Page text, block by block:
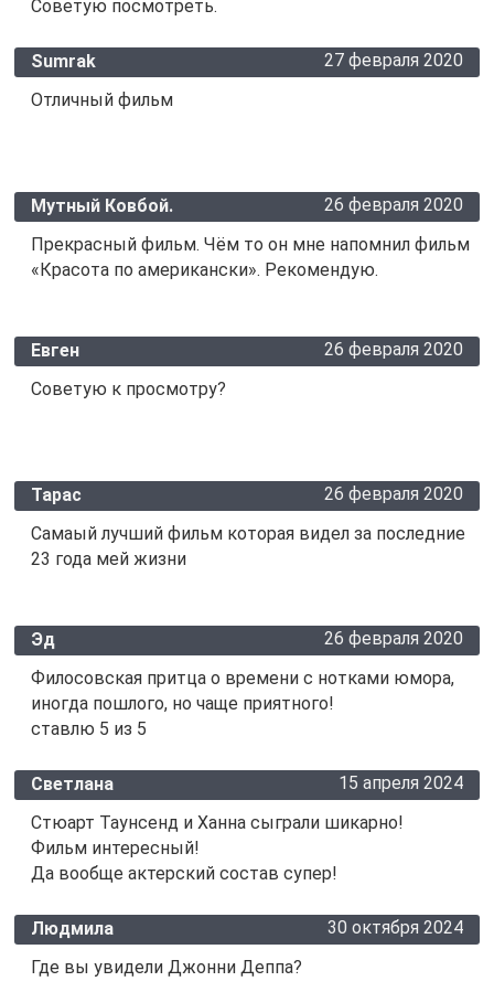
Советую посмотреть.
Sumrak
27 февраля 2020
Отличный фильм
Мутный Ковбой.
26 февраля 2020
Прекрасный фильм. Чём то он мне напомнил фильм
«Красота по американски». Рекомендую.
Евген
26 февраля 2020
Советую к просмотру?
Тарас
26 февраля 2020
Самаый лучший фильм которая видел за последние
23 года мей жизни
Эд
26 февраля 2020
Филосовская притца о времени с нотками юмора,
иногда пошлого, но чаще приятного!
ставлю 5 из 5
Светлана
15 апреля 2024
Стюарт Таунсенд и Ханна сыграли шикарно!
Фильм интересный!
Да вообще актерский состав супер!
Людмила
30 октября 2024
Где вы увидели Джонни Деппа?